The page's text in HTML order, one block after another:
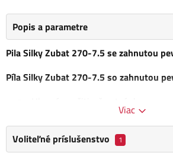
Popis a parametre
Pila Silky Zubat 270-7.5 se zahnutou
Píla Silky Zubat 270-7.5 so zahnutou
Vynikajúce rezné vlastnosti
Ostré zuby
Viac
Voliteľné príslušenstvo 1